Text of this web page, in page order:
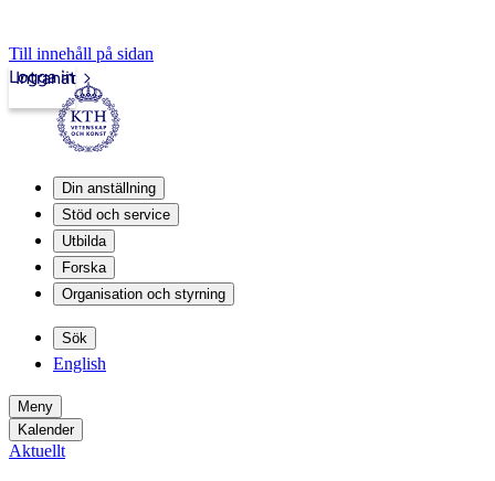
Till innehåll på sidan
Intranät
Logga in
Din anställning
Stöd och service
Utbilda
Forska
Organisation och styrning
Sök
English
Meny
Kalender
Aktuellt